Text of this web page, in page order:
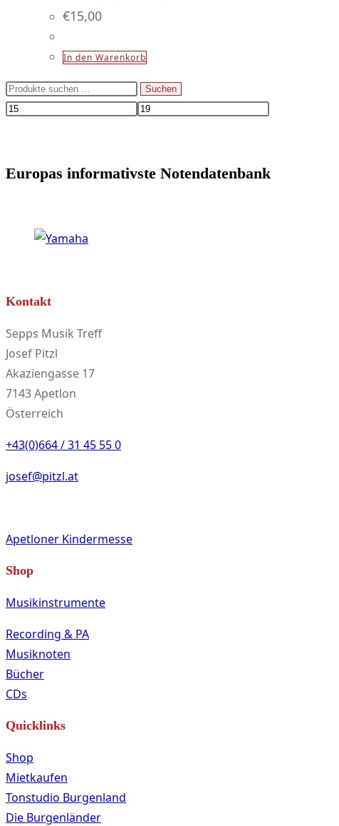
€15,00
In den Warenkorb
Suchen
nach:
Suchen
Europas informativste Notendatenbank
Kontakt
Sepps Musik Treff
Josef Pitzl
Akaziengasse 17
7143 Apetlon
Österreich
+43(0)664 / 31 45 55 0
josef@pitzl.at
Apetloner Kindermesse
Shop
Musikinstrumente
Recording & PA
Musiknoten
Bücher
CDs
Quicklinks
Shop
Mietkaufen
Tonstudio Burgenland
Die Burgenländer